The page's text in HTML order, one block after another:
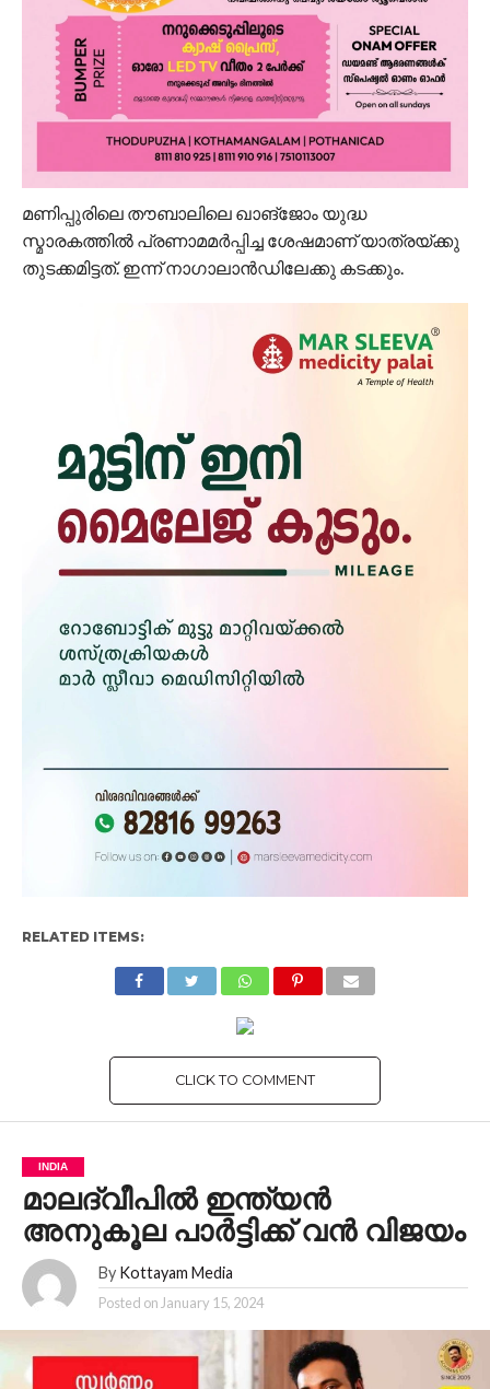
മണിപ്പുരിലെ തൗബാലിലെ ഖാങ്ജോം യുദ്ധ
സ്മാരകത്തിൽ പ്രണാമമർപ്പിച്ച ശേഷമാണ് യാത്രയ്ക്കു
തുടക്കമിട്ടത്. ഇന്ന് നാഗാലാൻഡിലേക്കു കടക്കും.
RELATED ITEMS:
CLICK TO COMMENT
INDIA
മാലദ്വീപിൽ ഇന്ത്യൻ
അനുകൂല പാർട്ടിക്ക് വൻ വിജയം
By Kottayam Media
Posted on January 15, 2024